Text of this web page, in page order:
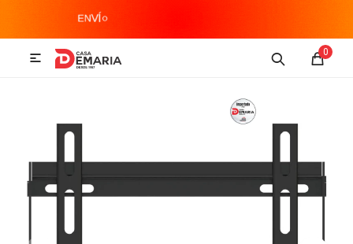
0

Imagen y Sonido Hogar
Televisores y accesorios
Audio